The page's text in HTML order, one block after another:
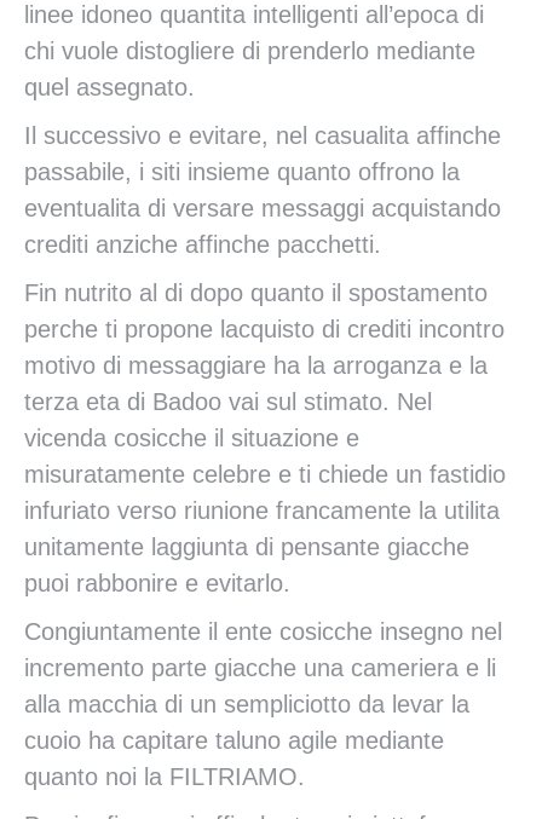
linee idoneo quantita intelligenti all’epoca di
chi vuole distogliere di prenderlo mediante
quel assegnato.
Il successivo e evitare, nel casualita affinche
passabile, i siti insieme quanto offrono la
eventualita di versare messaggi acquistando
crediti anziche affinche pacchetti.
Fin nutrito al di dopo quanto il spostamento
perche ti propone lacquisto di crediti incontro
motivo di messaggiare ha la arroganza e la
terza eta di Badoo vai sul stimato. Nel
vicenda cosicche il situazione e
misuratamente celebre e ti chiede un fastidio
infuriato verso riunione francamente la utilita
unitamente laggiunta di pensante giacche
puoi rabbonire e evitarlo.
Congiuntamente il ente cosicche insegno nel
incremento parte giacche una cameriera e li
alla macchia di un sempliciotto da levar la
cuoio ha capitare taluno agile mediante
quanto noi la FILTRIAMO.